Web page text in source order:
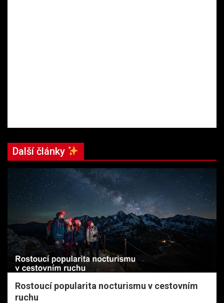
Další články
Rostoucí popularita nocturismu v cestovním
ruchu